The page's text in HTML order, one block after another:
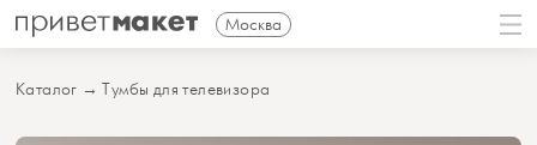
Москва
Каталог →Тумбы для телевизора